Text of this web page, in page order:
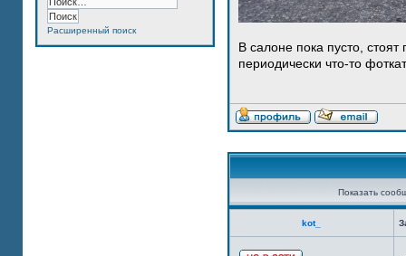
Расширенный поиск
В салоне пока пусто,
периодически что-то
Показать
kot_